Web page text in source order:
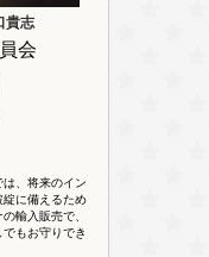
貴志
会
、将来のイン
綻に備えるため
輸入販売で、
もお守りでき